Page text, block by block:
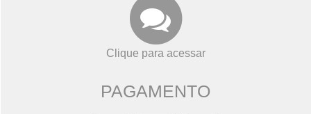
Clique para acessar
PAGAMENTO